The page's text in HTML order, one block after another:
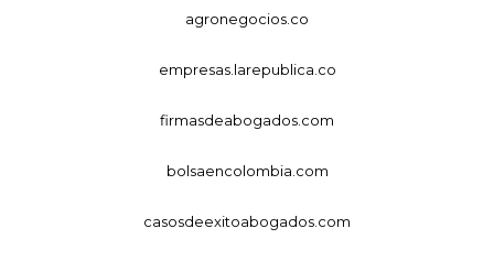
agronegocios.co
empresas.larepublica.co
firmasdeabogados.com
bolsaencolombia.com
casosdeexitoabogados.com